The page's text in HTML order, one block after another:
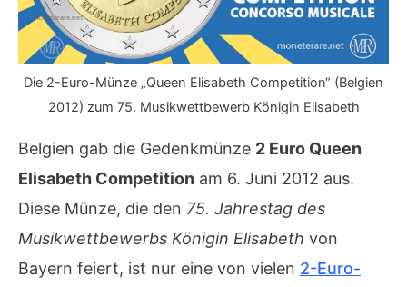
Die 2-Euro-Münze „Queen Elisabeth Competition“ (Belgien
2012) zum 75. Musikwettbewerb Königin Elisabeth
Belgien gab die Gedenkmünze 2 Euro Queen
Elisabeth Competition am 6. Juni 2012 aus.
Diese Münze, die den 75. Jahrestag des
Musikwettbewerbs Königin Elisabeth von
Bayern feiert, ist nur eine von vielen 2-Euro-